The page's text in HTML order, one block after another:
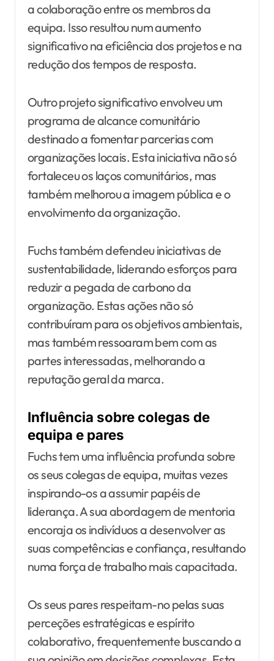
a colaboração entre os membros da
equipa. Isso resultou num aumento
significativo na eficiência dos projetos e na
redução dos tempos de resposta.
Outro projeto significativo envolveu um
programa de alcance comunitário
destinado a fomentar parcerias com
organizações locais. Esta iniciativa não só
fortaleceu os laços comunitários, mas
também melhorou a imagem pública e o
envolvimento da organização.
Fuchs também defendeu iniciativas de
sustentabilidade, liderando esforços para
reduzir a pegada de carbono da
organização. Estas ações não só
contribuíram para os objetivos ambientais,
mas também ressoaram bem com as
partes interessadas, melhorando a
reputação geral da marca.
Influência sobre colegas de
equipa e pares
Fuchs tem uma influência profunda sobre
os seus colegas de equipa, muitas vezes
inspirando-os a assumir papéis de
liderança. A sua abordagem de mentoria
encoraja os indivíduos a desenvolver as
suas competências e confiança, resultando
numa força de trabalho mais capacitada.
Os seus pares respeitam-no pelas suas
perceções estratégicas e espírito
colaborativo, frequentemente buscando a